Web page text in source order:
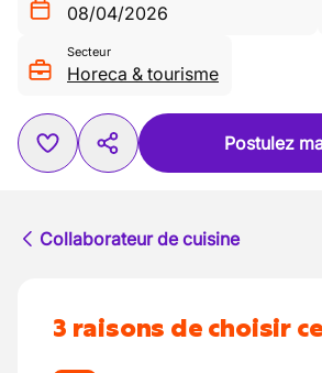
08/04/2026
Secteur
Horeca & tourisme
Postulez
Collaborateur de cuisine
3 raisons de choisir